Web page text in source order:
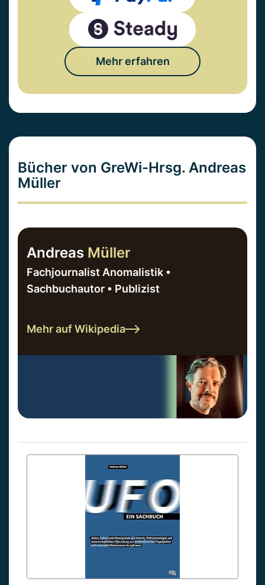
Mehr erfahren
Bücher von GreWi-Hrsg. Andreas
Müller
Andreas Müller
Fachjournalist Anomalistik •
Sachbuchautor • Publizist
Mehr auf Wikipedia